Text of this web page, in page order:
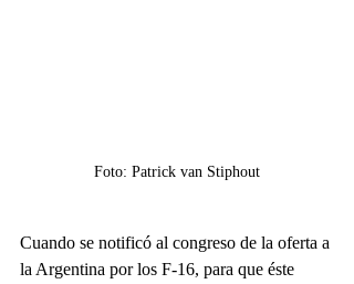
Foto: Patrick van Stiphout
Cuando se notificó al congreso de la oferta a
la Argentina por los F-16, para que éste